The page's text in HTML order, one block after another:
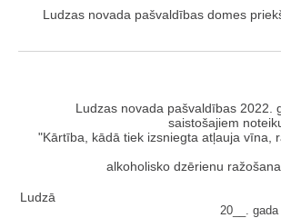
Ludzas novada pašvaldības domes
Ludzas novada pašvaldības 2022.
saistošajiem
"Kārtība, kādā tiek izsniegta atļauja vīna,
alkoholisko dzērienu
Ludzā
20__. gada